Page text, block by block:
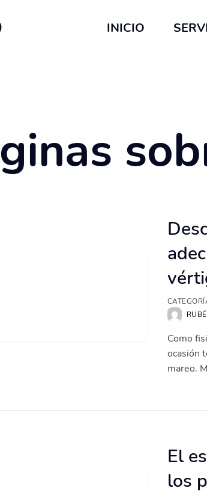
INICIO
Como
ocasión
mareo.
El
los